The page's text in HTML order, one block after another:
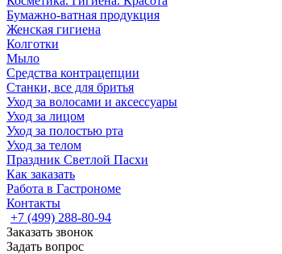
Бумажно-ватная продукция
Женская гигиена
Колготки
Мыло
Средства контрацепции
Станки, все для бритья
Уход за волосами и аксессуары
Уход за лицом
Уход за полостью рта
Уход за телом
Праздник Светлой Пасхи
Как заказать
Работа в Гастрономе
Контакты
+7 (499) 288-80-94
Заказать звонок
Задать вопрос